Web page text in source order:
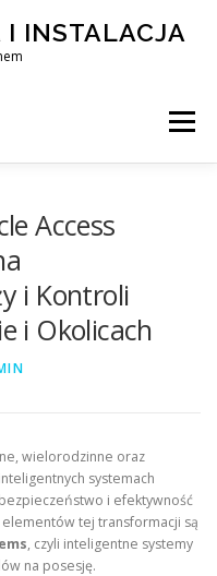
INSTALACJA
Menu
INTELIGENTNE
Access
i Kontroli
i Okolicach
wielorodzinne oraz
systemach
i efektywność
elementów tej transformacji są
, czyli inteligentne systemy
na posesję.